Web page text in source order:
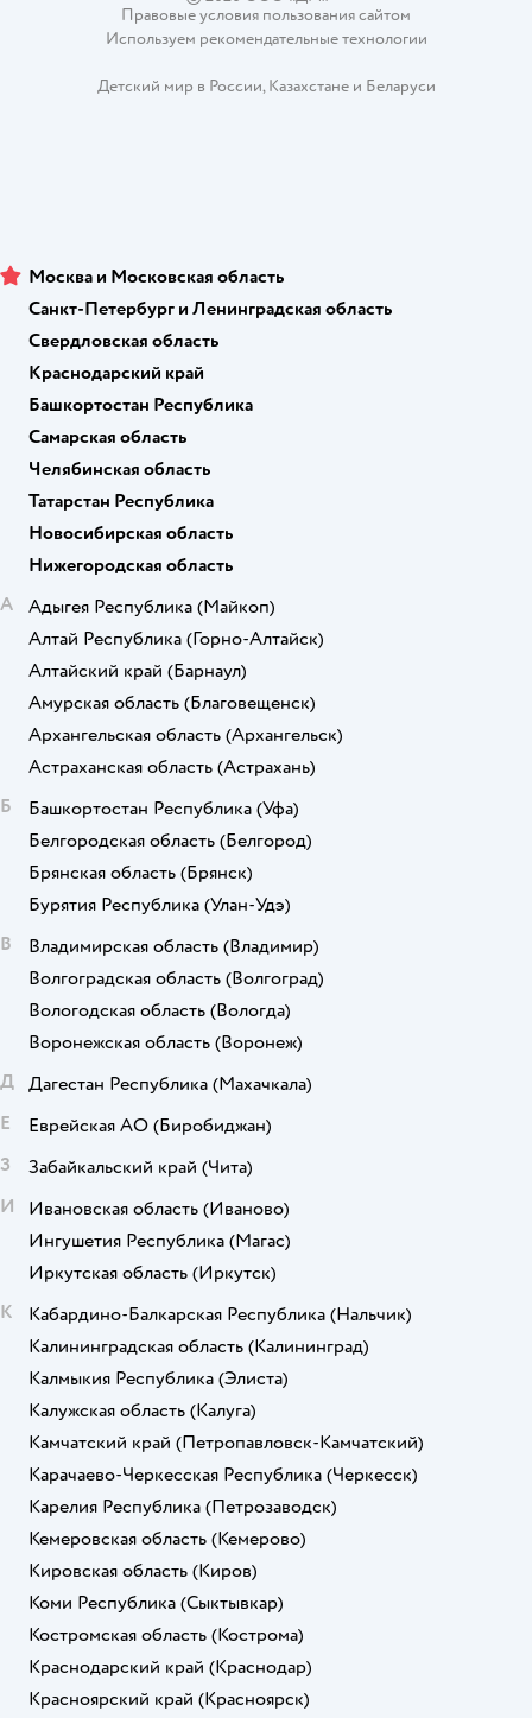
Правовые условия пользования сайтом
Используем рекомендательные технологии
Детский мир в России,Казахстанеи Беларуси
Москва и Московская область
Санкт-Петербург и Ленинградская область
Свердловская область
Краснодарский край
Башкортостан Республика
Самарская область
Челябинская область
Татарстан Республика
Новосибирская область
Нижегородская область
А
Адыгея Республика (Майкоп)
Алтай Республика (Горно-Алтайск)
Алтайский край (Барнаул)
Амурская область (Благовещенск)
Архангельская область (Архангельск)
Астраханская область (Астрахань)
Б
Башкортостан Республика (Уфа)
Белгородская область (Белгород)
Брянская область (Брянск)
Бурятия Республика (Улан-Удэ)
В
Владимирская область (Владимир)
Волгоградская область (Волгоград)
Вологодская область (Вологда)
Воронежская область (Воронеж)
Д Дагестан Республика (Махачкала)
Е
Еврейская АО (Биробиджан)
З
Забайкальский край (Чита)
И
Ивановская область (Иваново)
Ингушетия Республика (Магас)
Иркутская область (Иркутск)
К
Кабардино-Балкарская Республика (Нальчик)
Калининградская область (Калининград)
Калмыкия Республика (Элиста)
Калужская область (Калуга)
Камчатский край (Петропавловск-Камчатский)
Карачаево-Черкесская Республика (Черкесск)
Карелия Республика (Петрозаводск)
Кемеровская область (Кемерово)
Кировская область (Киров)
Коми Республика (Сыктывкар)
Костромская область (Кострома)
Краснодарский край (Краснодар)
Красноярский край (Красноярск)